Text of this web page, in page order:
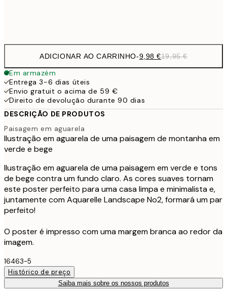
ADICIONAR AO CARRINHO-9,98 €19,95 €
Em armazém
Entrega 3-6 dias úteis
Envio gratuit o acima de 59 €
Direito de devolução durante 90 dias
DESCRIÇÃO DE PRODUTOS
Paisagem em aguarela
Ilustração em aguarela de uma paisagem de montanha em
verde e bege
Ilustração em aguarela de uma paisagem em verde e tons
de bege contra um fundo claro. As cores suaves tornam
este poster perfeito para uma casa limpa e minimalista e,
juntamente com Aquarelle Landscape No2, formará um par
perfeito!
O poster é impresso com uma margem branca ao redor da
imagem.
16463-5
Histórico de preço
Saiba mais sobre os nossos produtos